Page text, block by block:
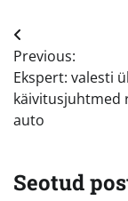
Previous:
Ekspert: valesti
käivitusjuhtmed
auto
Seotud